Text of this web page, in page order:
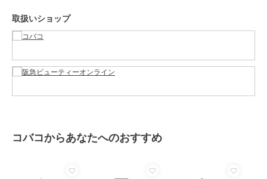
原産国
取扱いショップ
コバコからあなたへのおすすめ